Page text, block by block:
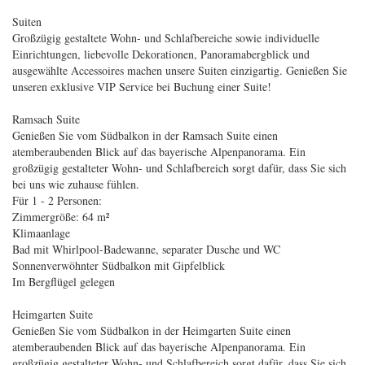
Suiten
Großzügig gestaltete Wohn- und Schlafbereiche sowie individuelle
Einrichtungen, liebevolle Dekorationen, Panoramabergblick und
ausgewählte Accessoires machen unsere Suiten einzigartig. Genießen Sie
unseren exklusive VIP Service bei Buchung einer Suite!
Ramsach Suite
Genießen Sie vom Südbalkon in der Ramsach Suite einen
atemberaubenden Blick auf das bayerische Alpenpanorama. Ein
großzügig gestalteter Wohn- und Schlafbereich sorgt dafür, dass Sie sich
bei uns wie zuhause fühlen.
Für 1 - 2 Personen:
Zimmergröße: 64 m²
Klimaanlage
Bad mit Whirlpool-Badewanne, separater Dusche und WC
Sonnenverwöhnter Südbalkon mit Gipfelblick
Im Bergflügel gelegen
Heimgarten Suite
Genießen Sie vom Südbalkon in der Heimgarten Suite einen
atemberaubenden Blick auf das bayerische Alpenpanorama. Ein